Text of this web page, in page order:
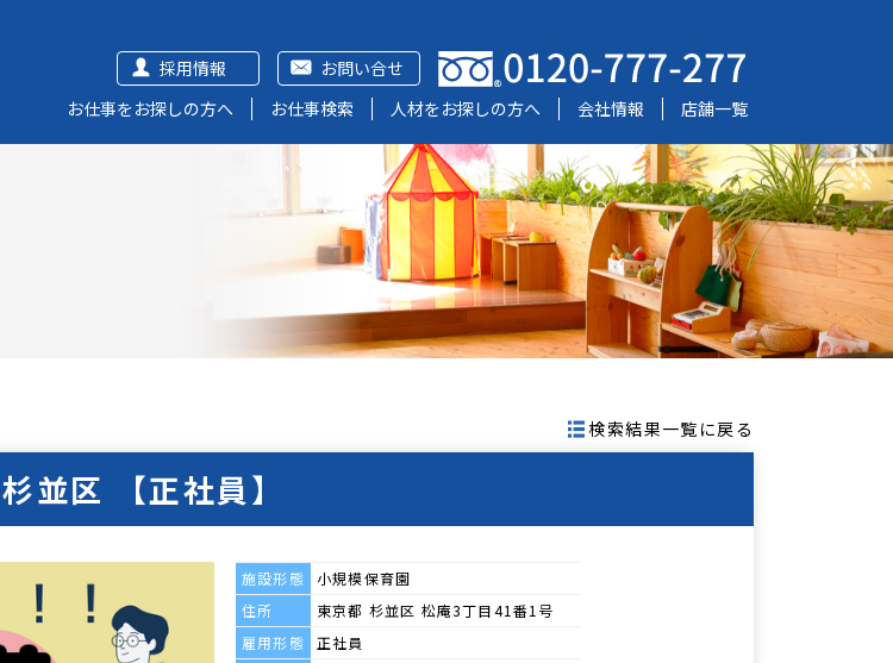
お問い合せ
採用情報
お仕事をお探しの方へ
お仕事検索 人材をお探しの方へ 会社情報 店舗一覧
検索結果一覧に戻る
並区 【正社員】
施設形態
小規模保育園
住所
東京都 杉並区 松庵3丁目41番1号
雇用形態
正社員